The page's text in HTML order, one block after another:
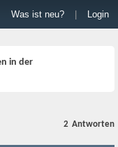
Was ist neu? Login
in der
2 Antworten